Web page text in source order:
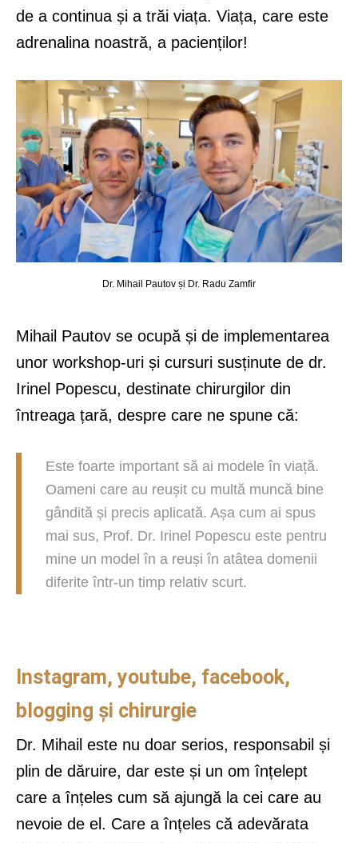
de a continua și a trăi viața. Viața, care este
adrenalina noastră, a pacienților!
Dr. Mihail Pautov și Dr. Radu Zamfir
Mihail Pautov se ocupă și de implementarea
unor workshop-uri și cursuri susținute de dr.
Irinel Popescu, destinate chirurgilor din
întreaga țară, despre care ne spune că:
Este foarte important să ai modele în viață.
Oameni care au reușit cu multă muncă bine
gândită și precis aplicată. Așa cum ai spus
mai sus, Prof. Dr. Irinel Popescu este pentru
mine un model în a reuși în atâtea domenii
diferite într-un timp relativ scurt.
Instagram, youtube, facebook,
blogging și chirurgie
Dr. Mihail este nu doar serios, responsabil și
plin de dăruire, dar este și un om înțelept
care a înțeles cum să ajungă la cei care au
nevoie de el. Care a înțeles că adevărata